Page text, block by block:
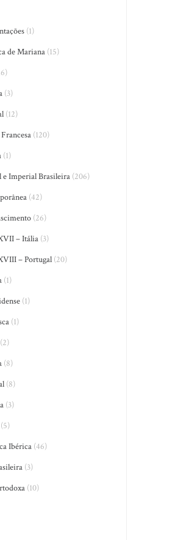
(1)
de Mariana (15)
(3)
(12)
(120)
(1)
Imperial Brasileira (206)
(42)
(26)
– Itália (3)
– Portugal (20)
(1)
(1)
(1)
(2)
(8)
(8)
(3)
(5)
Ibérica (46)
(3)
(10)